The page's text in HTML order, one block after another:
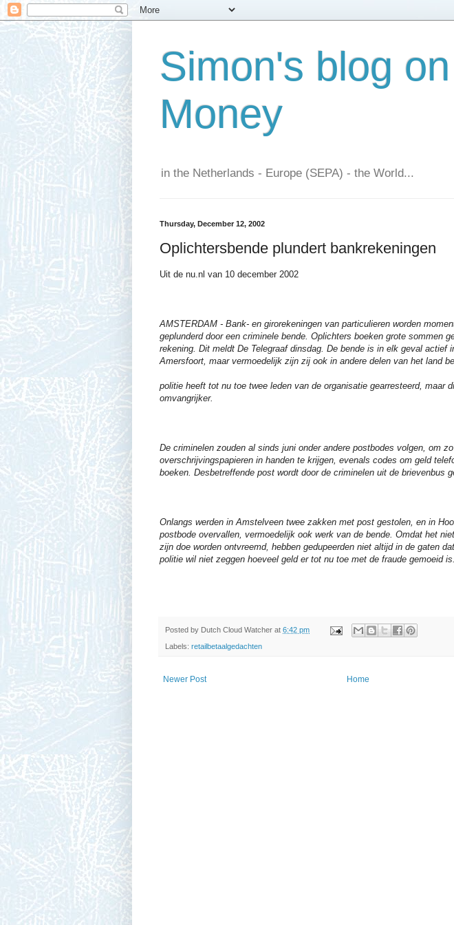
Simon's blog
Money
in the Netherlands - Europe (SEPA) - the World...
Thursday, December 12, 2002
Oplichtersbende plundert bankrekeningen
Uit de nu.nl van 10 december 2002
AMSTERDAM - Bank- en girorekeningen van particulieren worden
geplunderd door een criminele bende. Oplichters boeken grote sommen
rekening. Dit meldt De Telegraaf dinsdag. De bende is in elk geval actief
Amersfoort, maar vermoedelijk zijn zij ook in andere delen van het land
politie heeft tot nu toe twee leden van de organisatie gearresteerd, maar
omvangrijker.
De criminelen zouden al sinds juni onder andere postbodes volgen, om
overschrijvingspapieren in handen te krijgen, evenals codes om geld
boeken. Desbetreffende post wordt door de criminelen uit de brievenbus
Onlangs werden in Amstelveen twee zakken met post gestolen, en in
postbode overvallen, vermoedelijk ook werk van de bende. Omdat het
zijn doe worden ontvreemd, hebben gedupeerden niet altijd in de gaten
politie wil niet zeggen hoeveel geld er tot nu toe met de fraude gemoeid is.
Posted by Dutch Cloud Watcher at 6:42 pm
Labels: retailbetaalgedachten
Newer Post Home